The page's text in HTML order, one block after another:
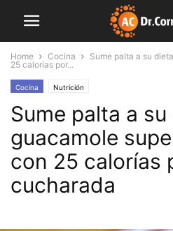
Home Cocina
Sume palta a su
25 calorías por...
Cocina Nutrición
Sume palta a
guacamole
con 25 calorías
cucharada